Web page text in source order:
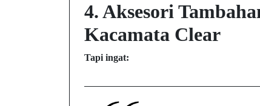
4. Aksesori
Kacamata Clear
Tapi ingat: